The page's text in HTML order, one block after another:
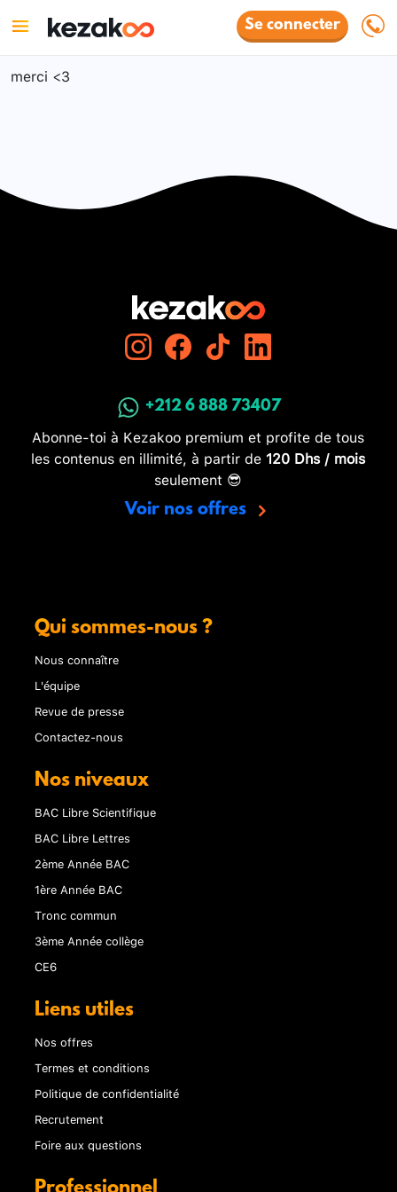
Se connecter
merci <3
+212 6 888 73407
Abonne-toi à Kezakoo premium et profite de tous
les contenus en illimité, à partir de 120 Dhs / mois
seulement 😎
Voir nos offres
Qui sommes-nous ?
Nous connaître
L'équipe
Revue de presse
Contactez-nous
Nos niveaux
BAC Libre Scientifique
BAC Libre Lettres
2ème Année BAC
1ère Année BAC
Tronc commun
3ème Année collège
CE6
Liens utiles
Nos offres
Termes et conditions
Politique de confidentialité
Recrutement
Foire aux questions